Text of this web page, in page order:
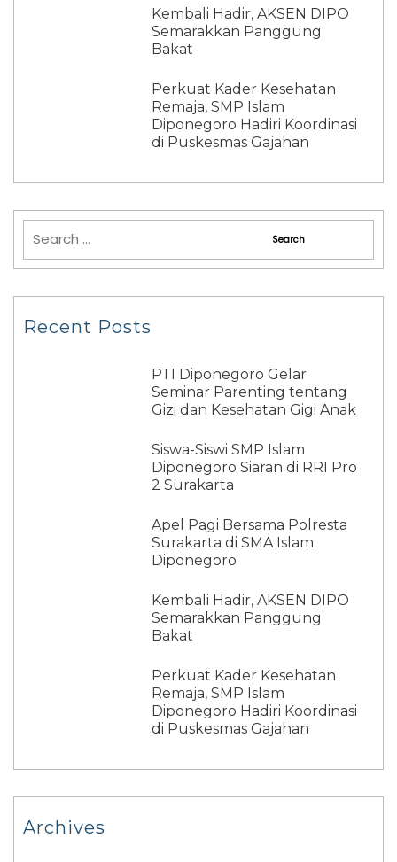
Kembali Hadir, AKSEN DIPO
Semarakkan Panggung
Bakat
Perkuat Kader Kesehatan
Remaja, SMP Islam
Diponegoro Hadiri Koordinasi
di Puskesmas Gajahan
Recent Posts
PTI Diponegoro Gelar
Seminar Parenting tentang
Gizi dan Kesehatan Gigi Anak
Siswa-Siswi SMP Islam
Diponegoro Siaran di RRI Pro
2 Surakarta
Apel Pagi Bersama Polresta
Surakarta di SMA Islam
Diponegoro
Kembali Hadir, AKSEN DIPO
Semarakkan Panggung
Bakat
Perkuat Kader Kesehatan
Remaja, SMP Islam
Diponegoro Hadiri Koordinasi
di Puskesmas Gajahan
Archives